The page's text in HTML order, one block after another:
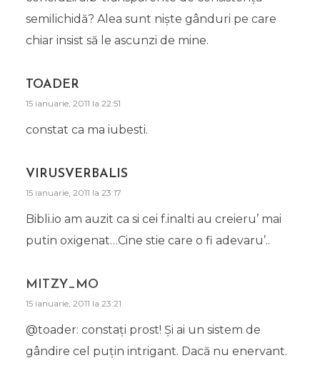
semilichidă? Alea sunt niște gânduri pe care
chiar insist să le ascunzi de mine.
TOADER
15 ianuarie, 2011 la 22:51
constat ca ma iubesti.
VIRUSVERBALIS
15 ianuarie, 2011 la 23:17
Bibli.io am auzit ca si cei f.inalti au creieru’ mai
putin oxigenat…Cine stie care o fi adevaru’..
MITZY_MO
15 ianuarie, 2011 la 23:21
@toader: constați prost! Și ai un sistem de
gândire cel puțin intrigant. Dacă nu enervant.